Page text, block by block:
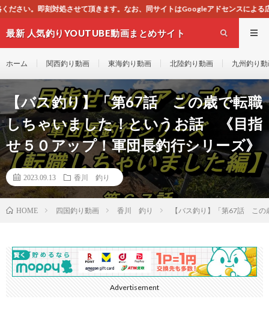
。なお、同サイトはGoogleアドセンスによる広告を掲載しております。
最新 人気釣りYOUTUBE動画まとめサイト
ホーム 関西釣り動画 東海釣り動画 北陸釣り動画 九州釣り
【バス釣り】「第67話 この歳で転職
しちゃいました！というお話 《目指
せ５０アップ！軍団長釣行シリーズ》
2023.09.13 香川 釣り
HOME 四国釣り動画 香川 釣り 【バス釣り】「第67話 こ
Advertisement